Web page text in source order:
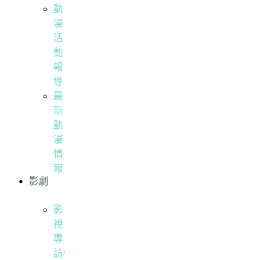
動
漫
活
動
報
導
最
新
動
漫
情
報
影劇
影
視
專
訪/